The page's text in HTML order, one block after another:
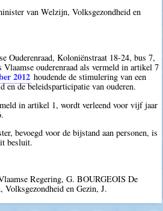
van Welzijn, Volksgezondheid en
Ouderenraad, Koloniënstraat 18-24, bus 7,
ouderenraad als vermeld in artikel 7
2012 houdende de stimulering van een
en de beleidsparticipatie van ouderen.
in artikel 1, wordt verleend voor vijf jaar
bevoegd voor de bijstand aan personen, is
besluit.
Regering, G. BOURGEOIS De
en Gezin, J.